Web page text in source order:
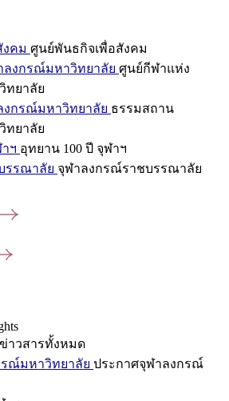
คม ศูนย์พันธกิจเพื่อสังคม
ลงกรณ์มหาวิทยาลัย ศูนย์กีฬาแห่ง
ทยาลัย
งกรณ์มหาวิทยาลัย ธรรมสถาน
ทยาลัย
ฯ อุทยาน 100 ปี จุฬาฯ
รรณาลัย จุฬาลงกรณ์ราชบรรณาลัย
ข่าวสารทั้งหมด
ณ์มหาวิทยาลัย ประกาศจุฬาลงกรณ์